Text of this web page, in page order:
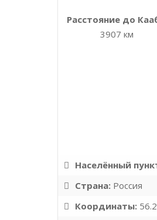
Расстояние до
3907 км
Населённый
Страна: Россия
Координаты: